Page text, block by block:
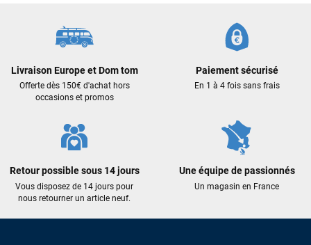
Livraison Europe et Dom tom
Offerte dès 150€ d'achat hors
occasions et promos
Paiement sécurisé
En 1 à 4 fois sans frais
Retour possible sous 14 jours
Vous disposez de 14 jours pour
nous retourner un article neuf.
Une équipe de passionnés
Un magasin en France
J'ai acheté une voile d'occasion depuis Tahiti. Super service.
L'envoi a été rapide. La voile est arrivée en super état.
Mauruuru roa.